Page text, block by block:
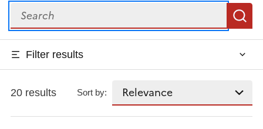
Search
Filter results
20 results Sort by: